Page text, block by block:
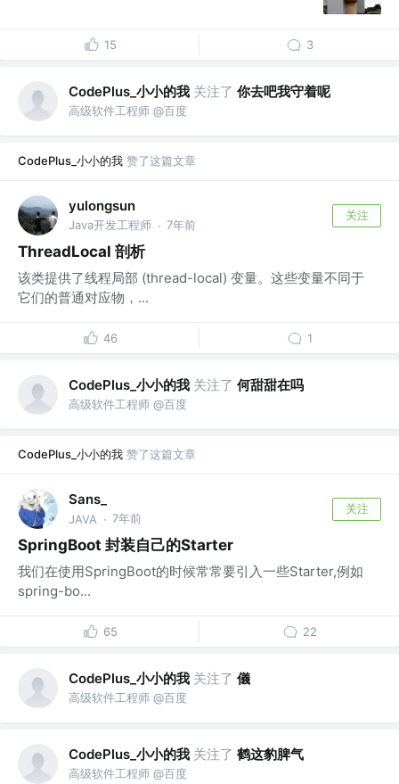
15 3
CodePlus_小小的我 关注了 你去吧我守着呢
高级软件工程师 @百度
CodePlus_小小的我 赞了这篇文章
yulongsun
Java开发工程师 · 7年前
关注
ThreadLocal 剖析
该类提供了线程局部 (thread-local) 变量。这些变量不同于
它们的普通对应物，...
46 1
CodePlus_小小的我 关注了 何甜甜在吗
高级软件工程师 @百度
CodePlus_小小的我 赞了这篇文章
Sans_
JAVA · 7年前
关注
SpringBoot 封装自己的Starter
我们在使用SpringBoot的时候常常要引入一些Starter,例如
spring-bo...
65 22
CodePlus_小小的我 关注了 儀
高级软件工程师 @百度
CodePlus_小小的我 关注了 鹤这豹脾气
高级软件工程师 @百度